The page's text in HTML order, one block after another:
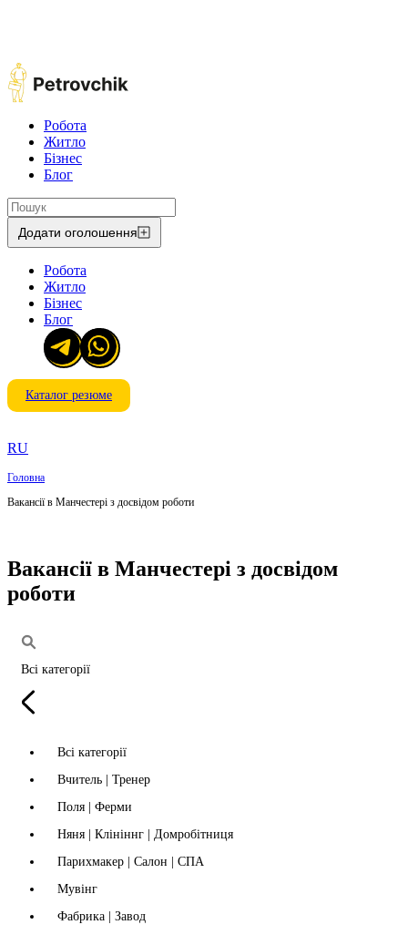
Робота
Житло
Бізнес
Блог
Додати оголошення
Робота
Житло
Бізнес
Блог
Каталог резюме
RU
Головна
Вакансії в Манчестері з досвідом роботи
Вакансії в Манчестері з досвідом
роботи
Всі категорії
Всі категорії
Вчитель | Тренер
Поля | Ферми
Няня | Клініннг | Домробітниця
Парихмакер | Салон | СПА
Мувінг
Фабрика | Завод